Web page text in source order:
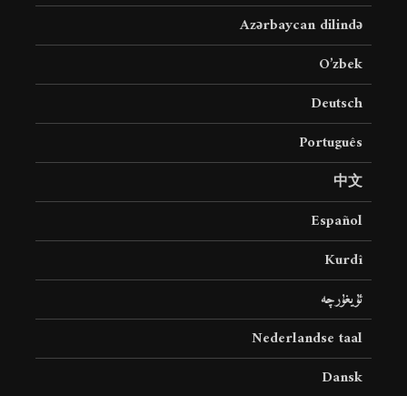
Azərbaycan dilində
O’zbek
Deutsch
Português
中文
Español
Kurdî
ئۇيغۇرچە
Nederlandse taal
Dansk